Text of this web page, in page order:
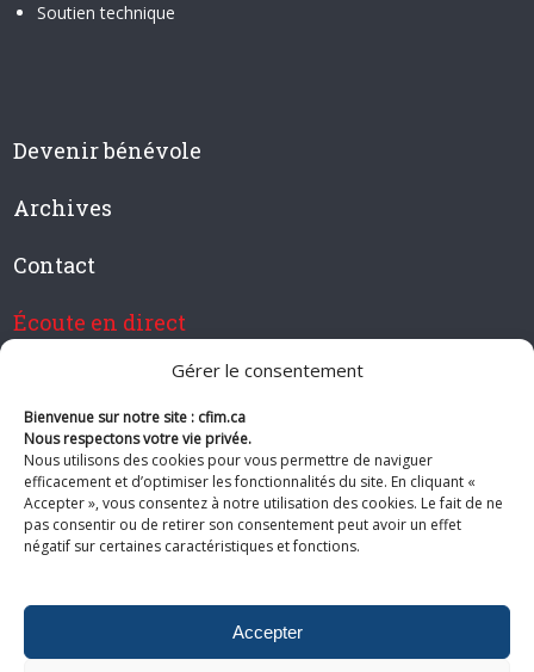
Gérer le consentement
Bienvenue sur notre site : cfim.ca
Nous respectons votre vie privée.
Nous utilisons des cookies pour vous permettre de naviguer
efficacement et d’optimiser les fonctionnalités du site. En cliquant «
Accepter », vous consentez à notre utilisation des cookies. Le fait de ne
pas consentir ou de retirer son consentement peut avoir un effet
négatif sur certaines caractéristiques et fonctions.
Accepter
Soutien technique
Devenir bénévole
Archives
Contact
Écoute en direct
Devenir membre de CFIM
Suivez-nous